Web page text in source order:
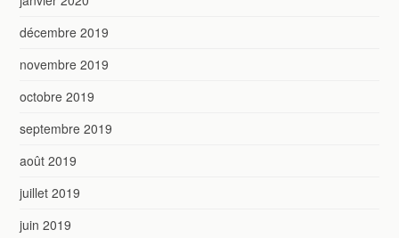
décembre 2019
novembre 2019
octobre 2019
septembre 2019
août 2019
juillet 2019
juin 2019